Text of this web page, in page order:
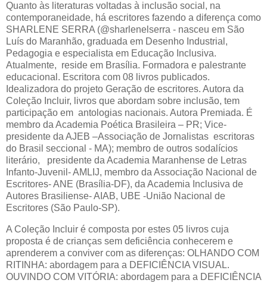
Quanto às literaturas voltadas à inclusão social, na
contemporaneidade, há escritores fazendo a diferença como
SHARLENE SERRA (@sharlenelserra - nasceu em São
Luís do Maranhão, graduada em Desenho Industrial,
Pedagogia e especialista em Educação Inclusiva.
Atualmente, reside em Brasília. Formadora e palestrante
educacional. Escritora com 08 livros publicados.
Idealizadora do projeto Geração de escritores. Autora da
Coleção Incluir, livros que abordam sobre inclusão, tem
participação em antologias nacionais. Autora Premiada. É
membro da Academia Poética Brasileira – PR; Vice-
presidente da AJEB –Associação de Jornalistas escritoras
do Brasil seccional - MA); membro de outros sodalícios
literário, presidente da Academia Maranhense de Letras
Infanto-Juvenil- AMLIJ, membro da Associação Nacional de
Escritores- ANE (Brasília-DF), da Academia Inclusiva de
Autores Brasiliense- AIAB, UBE -União Nacional de
Escritores (São Paulo-SP).
A Coleção Incluir é composta por estes 05 livros cuja
proposta é de crianças sem deficiência conhecerem e
aprenderem a conviver com as diferenças: OLHANDO COM
RITINHA: abordagem para a DEFICIÊNCIA VISUAL.
OUVINDO COM VITÓRIA: abordagem para a DEFICIÊNCIA